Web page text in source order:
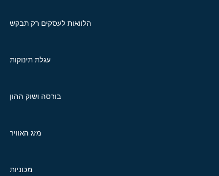
הלוואות לעסקים רק תבקש
עגלת תינוקות
בורסה ושוק ההון
מזג האוויר
מכוניות